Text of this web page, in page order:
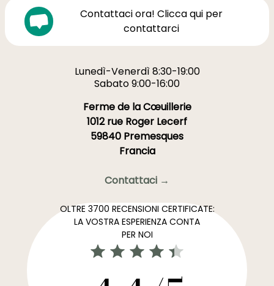
Contattaci ora! Clicca qui per
contattarci
Lunedì-Venerdì 8:30-19:00
Sabato 9:00-16:00
Ferme de la Cœuillerie
1012 rue Roger Lecerf
59840 Premesques
Francia
Contattaci →
OLTRE 3700 RECENSIONI CERTIFICATE:
LA VOSTRA ESPERIENZA CONTA
PER NOI